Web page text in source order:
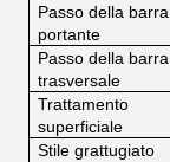
Passo della barra
portante
Passo della barra
trasversale
Trattamento
superficiale
Stile grattugiato